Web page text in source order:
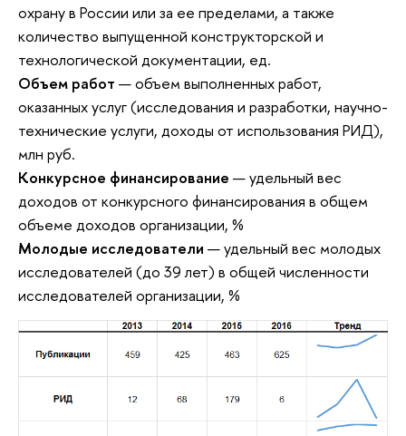
охрану в России или за ее пределами, а также
количество выпущенной конструкторской и
технологической документации, ед.
Объем работ — объем выполненных работ,
оказанных услуг (исследования и разработки, научно-
технические услуги, доходы от использования РИД),
млн руб.
Конкурсное финансирование — удельный вес
доходов от конкурсного финансирования в общем
объеме доходов организации, %
Молодые исследователи — удельный вес молодых
исследователей (до 39 лет) в общей численности
исследователей организации, %